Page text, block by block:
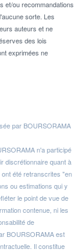
et/ou recommandations
sorte. Les
auteurs et ne
des lois
exprimées ne
par BOURSORAMA
n'a participé
discrétionnaire quant à
été retranscrites "en
ou estimations qui y
le point de vue de
contenue, ni les
de
BOURSORAMA est
Il constitue